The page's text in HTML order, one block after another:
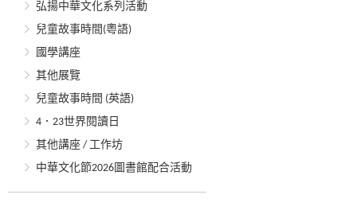
弘揚中華文化系列活動
兒童故事時間(粵語)
國學講座
其他展覽
兒童故事時間 (英語)
4．23世界閱讀日
其他講座 / 工作坊
中華文化節2026圖書館配合活動